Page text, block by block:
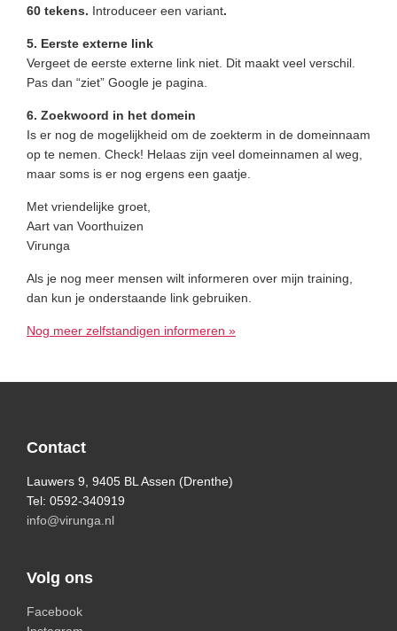
60 tekens. Introduceer een variant.
5. Eerste externe link
Vergeet de eerste externe link niet. Dit maakt veel verschil.
Pas dan “ziet” Google je pagina.
6. Zoekwoord in het domein
Is er nog de mogelijkheid om de zoekterm in de domeinnaam
op te nemen. Check! Helaas zijn veel domeinnamen al weg,
maar soms is er nog ergens een gaatje.
Met vriendelijke groet,
Aart van Voorthuizen
Virunga
Als je nog meer mensen wilt informeren over mijn training,
dan kun je onderstaande link gebruiken.
Nog meer zelfstandigen informeren »
FooterContact
Lauwers 9, 9405 BL Assen (Drenthe)
Tel: 0592-340919
info@virunga.nl
Volg ons
Facebook